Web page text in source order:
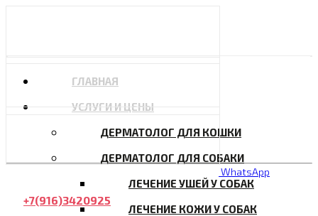
WhatsApp
+7(916)3420925
ГЛАВНАЯ
УСЛУГИ И ЦЕНЫ
ДЕРМАТОЛОГ ДЛЯ КОШКИ
ДЕРМАТОЛОГ ДЛЯ СОБАКИ
ЛЕЧЕНИЕ УШЕЙ У СОБАК
ЛЕЧЕНИЕ КОЖИ У СОБАК